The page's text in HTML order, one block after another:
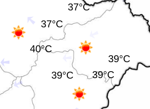
39°C
37°C
37°C
40°C
39°C
39°C